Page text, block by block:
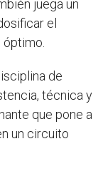
juega un
el
de
técnica y
que pone a
un circuito